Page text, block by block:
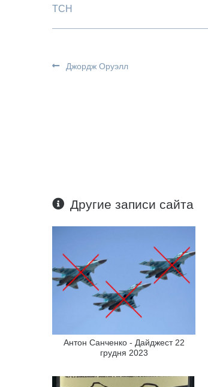
ТСН
Джордж Оруэлл
Другие записи сайта
Антон Санченко - Дайджест 22
грудня 2023